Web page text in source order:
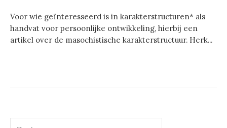
Voor wie geïnteresseerd is in karakterstructuren* als
handvat voor persoonlijke ontwikkeling, hierbij een
artikel over de masochistische karakterstructuur. Herk...